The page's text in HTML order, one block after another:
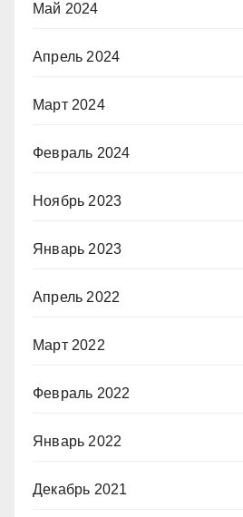
Май 2024
Апрель 2024
Март 2024
Февраль 2024
Ноябрь 2023
Январь 2023
Апрель 2022
Март 2022
Февраль 2022
Январь 2022
Декабрь 2021